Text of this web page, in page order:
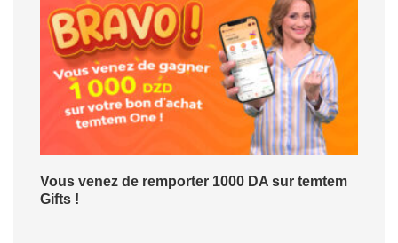
Vous venez de remporter 1000 DA sur temtem
Gifts !